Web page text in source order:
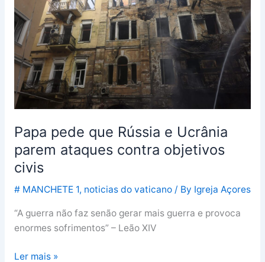
Papa pede que Rússia e Ucrânia
parem ataques contra objetivos
civis
# MANCHETE 1, noticias do vaticano/ By Igreja Açores
“A guerra não faz senão gerar mais guerra e provoca
enormes sofrimentos” – Leão XIV
e
Ucrânia
parem
ataques
contra
objetivos
civis
Ler mais »